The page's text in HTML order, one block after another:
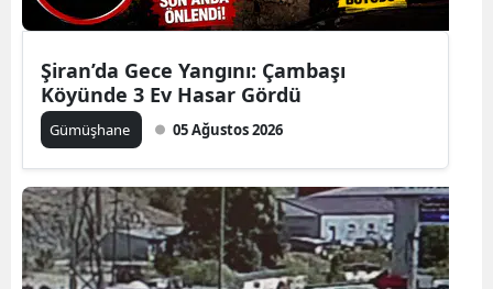
Isparta
Mersin
İstanbul
İzmir
Kars
Kastamonu
Şiran’da Gece Yangını: Çambaşı
Köyünde 3 Ev Hasar Gördü
Gümüşhane 05 Ağustos 2026